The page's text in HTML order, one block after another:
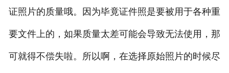
证照片的质量哦。因为毕竟证件照是要被用于各种重
要文件上的，如果质量太差可能会导致无法使用，那
可就得不偿失啦。所以啊，在选择原始照片的时候尽